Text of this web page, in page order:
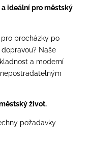
ideální pro městský
procházky po
Naše
a moderní
život.
požadavky